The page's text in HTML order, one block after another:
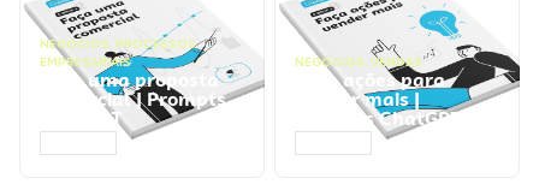
NEGÓCIOS, PROCESSOS
EMPRESARIAIS
Faça uma proposta
comercial | Prompts
ChatGPT
NEGÓCIOS, VENDAS
Faça ações para
vender mais |
Prompts ChatGPT